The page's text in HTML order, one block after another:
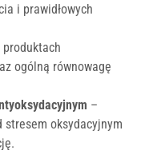
i prawidłowych
ogólną równowagę
–
oksydacyjnym